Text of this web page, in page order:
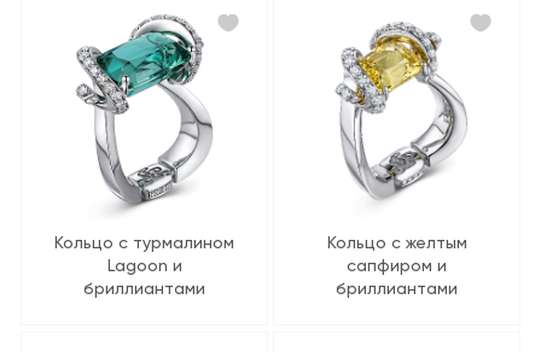
Кольцо с турмалином
Lagoon и
бриллиантами
Кольцо с желтым
сапфиром и
бриллиантами